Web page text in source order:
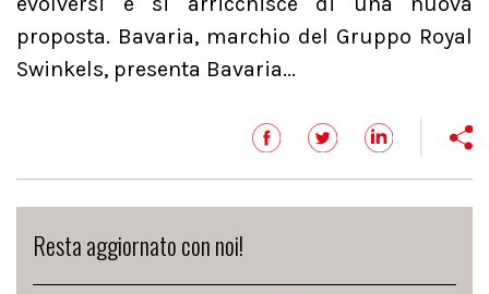
proposta. Bavaria, marchio del Gruppo Royal
Swinkels, presenta Bavaria...
Resta aggiornato con noi!